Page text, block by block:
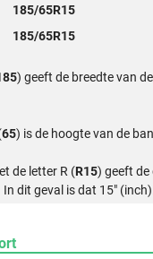
185/65R15
185/65R15
) geeft de breedte van
65) is de hoogte van de
de letter R (R15) geeft de
dit geval is dat 15"